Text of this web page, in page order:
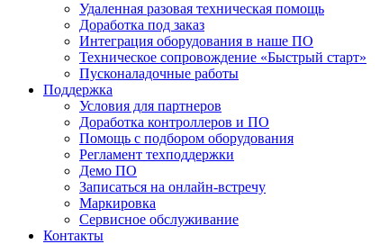
Удаленная разовая техническая помощь
Доработка под заказ
Интеграция оборудования в наше ПО
Техническое сопровождение «Быстрый старт»
Пусконаладочные работы
Поддержка
Условия для партнеров
Доработка контроллеров и ПО
Помощь с подбором оборудования
Регламент техподдержки
Демо ПО
Записаться на онлайн-встречу
Маркировка
Сервисное обслуживание
Контакты